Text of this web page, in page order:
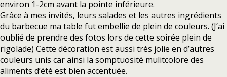
environ 1-2cm avant la pointe inférieure.
Grâce à mes invités, leurs salades et les autres ingrédients
du barbecue ma table fut embellie de plein de couleurs. (J’ai
oublié de prendre des fotos lors de cette soirée plein de
rigolade) Cette décoration est aussi très jolie en d’autres
couleurs unis car ainsi la somptuosité mulitcolore des
aliments d’été est bien accentuée.